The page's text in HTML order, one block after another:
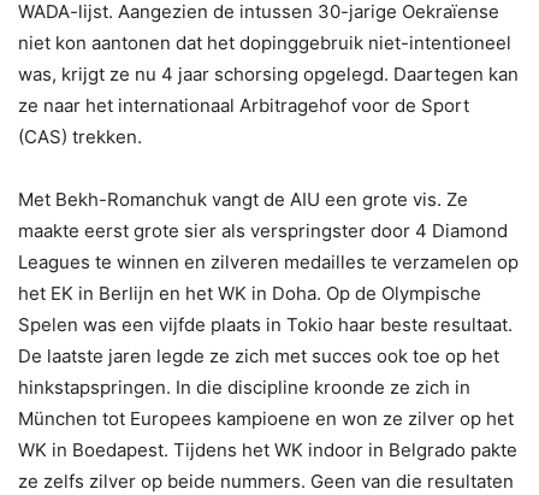
WADA-lijst. Aangezien de intussen 30-jarige Oekraïense
niet kon aantonen dat het dopinggebruik niet-intentioneel
was, krijgt ze nu 4 jaar schorsing opgelegd. Daartegen kan
ze naar het internationaal Arbitragehof voor de Sport
(CAS) trekken.
Met Bekh-Romanchuk vangt de AIU een grote vis. Ze
maakte eerst grote sier als verspringster door 4 Diamond
Leagues te winnen en zilveren medailles te verzamelen op
het EK in Berlijn en het WK in Doha. Op de Olympische
Spelen was een vijfde plaats in Tokio haar beste resultaat.
De laatste jaren legde ze zich met succes ook toe op het
hinkstapspringen. In die discipline kroonde ze zich in
München tot Europees kampioene en won ze zilver op het
WK in Boedapest. Tijdens het WK indoor in Belgrado pakte
ze zelfs zilver op beide nummers. Geen van die resultaten